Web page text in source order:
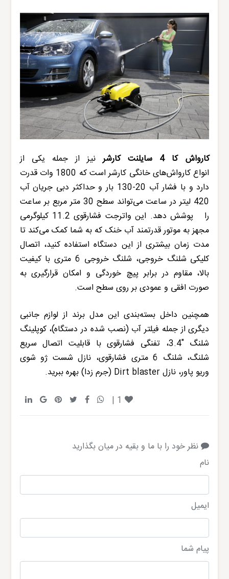
کارواش کا 4 سایلنت کارشرنیز از جمله یکی از
انواعکارواش‌های خانگی کارشر
است که 1800 وات قدرت
دارد و با فشار آب 20-130 بار و حداکثر دبی جریان آب
420 لیتر در ساعت می‌تواند سطح 30 متر مربع بر ساعت
را پوشش دهد. این واترجت فشارقوی 11.2 کیلوگرمی
مجهز به موتور قدرتمند آب خنک که به شما کمک می‌کند تا
مدت زمان بیشتری از این دستگاه استفاده کنید، اتصال
کلیکی شلنگ خروجی، شلنگ خروجی 6 متری با کیفیت
بالا، مقاوم در برابر پیچ خوردگی و امکان قرارگیری به
صورت افقی و عمودی بر روی سطح است.
همچنین داخل بسته‌بندی این مدل برند از لوازم جانبی
دیگری از جمله فیلتر آب (نصب شده در دستگاه)، کوپلینگ
شلنگ "3.4، تفنگی فشارقوی با قابلیت اتصال سریع
شلنگ، شلنگ 6 متری فشارقوی، نازل شست ژو شوی
وریو پاور، نازلDirt blaster (جرم زدا) بهره ببرید.
1
|
نظر خود را با ما و بقیه در میان بگذارید
نام
ایمیل
پیام شما